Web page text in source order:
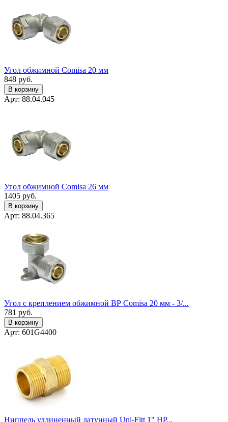
Угол обжимной Comisa 20 мм
848 руб.
В корзину
Арт: 88.04.045
Угол обжимной Comisa 26 мм
1405 руб.
В корзину
Арт: 88.04.365
Угол с креплением обжимной ВР Comisa 20 мм - 3/...
781 руб.
В корзину
Арт: 601G4400
Ниппель удлиненный латунный Uni-Fitt 1" НР...